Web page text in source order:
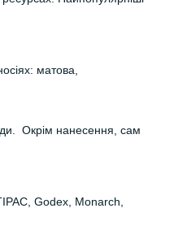
матова,
Окрім нанесення, сам
Godex, Monarch,